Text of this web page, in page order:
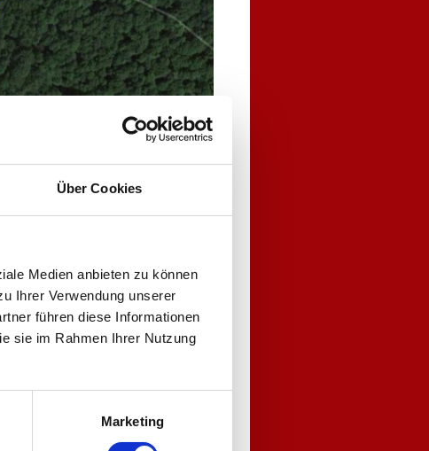
Über Cookies
Medien anbieten zu können
Ihrer Verwendung unserer
führen diese Informationen
sie im Rahmen Ihrer Nutzung
Marketing